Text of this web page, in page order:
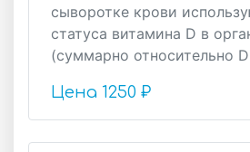
сыворотке крови
статуса витамина D в
(суммарно относительно
Цена 1250 ₽